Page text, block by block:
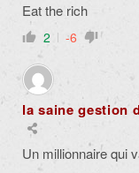
Eat the rich
2 -6
la saine gestion
Un millionnaire qui